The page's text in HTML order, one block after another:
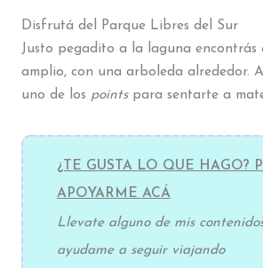
Disfrutá del Parque Libres del Sur
Justo pegadito a la laguna encontrás
amplio, con una arboleda alrededor.
uno de los pointspara sentarte a
¿TE GUSTA LO QUE HAGO?
APOYARME ACÁ
Llevate alguno de mis
ayudame a seguir viajando